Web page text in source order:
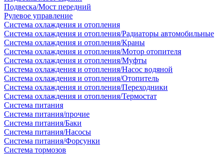
Подвеска/Мост передний
Рулевое управление
Система охлаждения и отопления
Система охлаждения и отопления/Радиаторы автомобильные
Система охлаждения и отопления/Краны
Система охлаждения и отопления/Мотор отопителя
Система охлаждения и отопления/Муфты
Система охлаждения и отопления/Насос водяной
Система охлаждения и отопления/Отопитель
Система охлаждения и отопления/Переходники
Система охлаждения и отопления/Термостат
Система питания
Система питания/прочие
Система питания/Баки
Система питания/Насосы
Система питания/Форсунки
Система тормозов